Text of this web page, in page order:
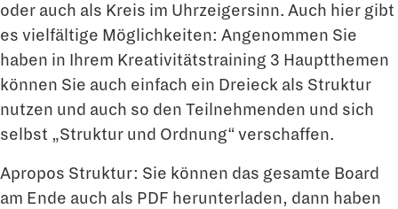
oder auch als Kreis im Uhrzeigersinn. Auch hier gibt
es vielfältige Möglichkeiten: Angenommen Sie
haben in Ihrem Kreativitätstraining 3 Hauptthemen
können Sie auch einfach ein Dreieck als Struktur
nutzen und auch so den Teilnehmenden und sich
selbst „Struktur und Ordnung“ verschaffen.
Apropos Struktur: Sie können das gesamte Board
am Ende auch als PDF herunterladen, dann haben